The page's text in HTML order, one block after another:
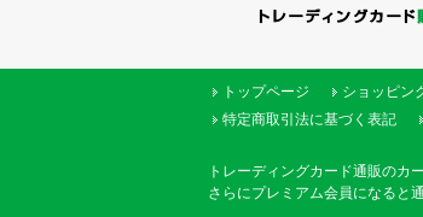
トップページ ショッピン
特定商取引法に基づく表記
トレーディングカード通販のカ
さらにプレミアム会員になると